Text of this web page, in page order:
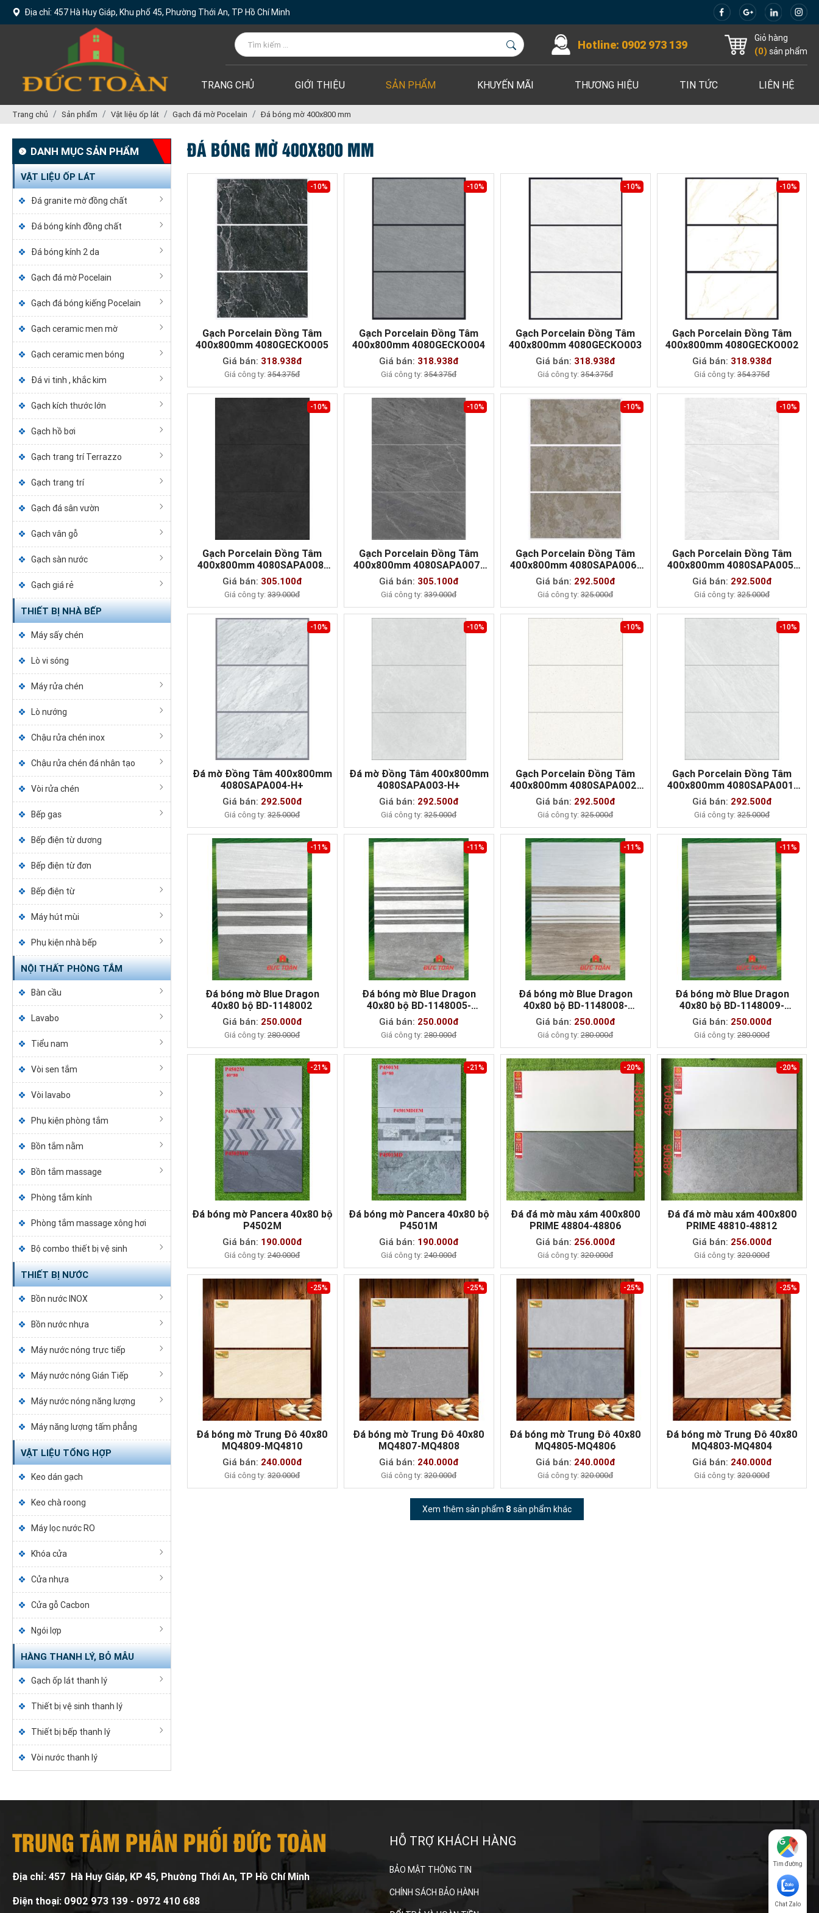
Địa chỉ: 457 Hà Huy Giáp, Khu phố 45, Phường Thới An, TP Hồ Chí Minh
Hotline: 0902 973 139
Giỏ hàng
(0) sản phẩm
TRANG CHỦ GIỚI THIỆU SẢN PHẨM KHUYẾN MÃI THƯƠNG HIỆU TIN TỨC LIÊN HỆ
Trang chủ Sản phẩm Vật liệu ốp lát Gạch đá mờ Pocelain Đá bóng mờ 400x800 mm
DANH MỤC SẢN PHẨM
VẬT LIỆU ỐP LÁT
Đá granite mờ đồng chất
Đá bóng kính đồng chất
Đá bóng kính 2 da
Gạch đá mờ Pocelain
Gạch đá bóng kiếng Pocelain
Gạch ceramic men mờ
Gạch ceramic men bóng
Đá vi tinh , khắc kim
Gạch kích thước lớn
Gạch hồ bơi
Gạch trang trí Terrazzo
Gạch trang trí
Gạch đá sân vườn
Gạch vân gỗ
Gạch sàn nước
Gạch giá rẻ
THIẾT BỊ NHÀ BẾP
Máy sấy chén
Lò vi sóng
Máy rửa chén
Lò nướng
Chậu rửa chén inox
Chậu rửa chén đá nhân tạo
Vòi rửa chén
Bếp gas
Bếp điện từ dương
Bếp điện từ đơn
Bếp điện từ
Máy hút mùi
Phụ kiện nhà bếp
NỘI THẤT PHÒNG TẮM
Bàn cầu
Lavabo
Tiểu nam
Vòi sen tắm
Vòi lavabo
Phụ kiện phòng tắm
Bồn tắm nằm
Bồn tắm massage
Phòng tắm kính
Phòng tắm massage xông hơi
Bộ combo thiết bị vệ sinh
THIẾT BỊ NƯỚC
Bồn nước INOX
Bồn nước nhựa
Máy nước nóng trực tiếp
Máy nước nóng Gián Tiếp
Máy nước nóng năng lượng
Máy năng lượng tấm phẳng
VẬT LIỆU TỔNG HỢP
Keo dán gạch
Keo chà roong
Máy lọc nước RO
Khóa cửa
Cửa nhựa
Cửa gỗ Cacbon
Ngói lợp
HÀNG THANH LÝ, BỎ MẪU
Gạch ốp lát thanh lý
Thiết bị vệ sinh thanh lý
Thiết bị bếp thanh lý
Vòi nước thanh lý
ĐÁ BÓNG MỜ 400X800 MM
-10%
Gạch Porcelain Đồng Tâm
400x800mm 4080GECKO005
Giá bán: 318.938đ
Giá công ty:354.375đ
-10%
Gạch Porcelain Đồng Tâm
400x800mm 4080GECKO004
Giá bán: 318.938đ
Giá công ty:354.375đ
-10%
Gạch Porcelain Đồng Tâm
400x800mm 4080GECKO003
Giá bán: 318.938đ
Giá công ty:354.375đ
-10%
Gạch Porcelain Đồng Tâm
400x800mm 4080GECKO002
Giá bán: 318.938đ
Giá công ty: 354.375đ
-10%
Gạch Porcelain Đồng Tâm
400x800mm 4080SAPA008-
H+
Giá bán: 305.100đ
Giá công ty:339.000đ
-10%
Gạch Porcelain Đồng Tâm
400x800mm 4080SAPA007-
H+
Giá bán: 305.100đ
Giá công ty:339.000đ
-10%
Gạch Porcelain Đồng Tâm
400x800mm 4080SAPA006-
H+
Giá bán: 292.500đ
Giá công ty:325.000đ
-10%
Gạch Porcelain Đồng Tâm
400x800mm 4080SAPA005-
H+
Giá bán: 292.500đ
Giá công ty: 325.000đ
-10%
Đá mờ Đồng Tâm 400x800mm
4080SAPA004-H+
Giá bán: 292.500đ
Giá công ty:325.000đ
-10%
Đá mờ Đồng Tâm 400x800mm
4080SAPA003-H+
Giá bán: 292.500đ
Giá công ty:325.000đ
-10%
Gạch Porcelain Đồng Tâm
400x800mm 4080SAPA002-
H+
Giá bán: 292.500đ
Giá công ty:325.000đ
-10%
Gạch Porcelain Đồng Tâm
400x800mm 4080SAPA001-
H+
Giá bán: 292.500đ
Giá công ty: 325.000đ
-11%
Đá bóng mờ Blue Dragon
40x80 bộ BD-1148002
Giá bán: 250.000đ
Giá công ty:280.000đ
-11%
Đá bóng mờ Blue Dragon
40x80 bộ BD-1148005-
118004-011803
Giá bán: 250.000đ
Giá công ty:280.000đ
-11%
Đá bóng mờ Blue Dragon
40x80 bộ BD-1148008-
118007-011806
Giá bán: 250.000đ
Giá công ty:280.000đ
-11%
Đá bóng mờ Blue Dragon
40x80 bộ BD-1148009-
118010-0118011
Giá bán: 250.000đ
Giá công ty: 280.000đ
-21%
Đá bóng mờ Pancera 40x80 bộ
P4502M
Giá bán: 190.000đ
Giá công ty:240.000đ
-21%
Đá bóng mờ Pancera 40x80 bộ
P4501M
Giá bán: 190.000đ
Giá công ty:240.000đ
-20%
Đá đá mờ màu xám 400x800
PRIME 48804-48806
Giá bán: 256.000đ
Giá công ty:320.000đ
-20%
Đá đá mờ màu xám 400x800
PRIME 48810-48812
Giá bán: 256.000đ
Giá công ty: 320.000đ
-25%
Đá bóng mờ Trung Đô 40x80
MQ4809-MQ4810
Giá bán: 240.000đ
Giá công ty:320.000đ
-25%
Đá bóng mờ Trung Đô 40x80
MQ4807-MQ4808
Giá bán: 240.000đ
Giá công ty:320.000đ
-25%
Đá bóng mờ Trung Đô 40x80
MQ4805-MQ4806
Giá bán: 240.000đ
Giá công ty:320.000đ
-25%
Đá bóng mờ Trung Đô 40x80
MQ4803-MQ4804
Giá bán: 240.000đ
Giá công ty: 320.000đ
Xem thêm sản phẩm 8 sản phẩm khác
TRUNG TÂM PHÂN PHỐI ĐỨC TOÀN
Địa chỉ: 457 Hà Huy Giáp, KP 45, Phường Thới An, TP Hồ Chí Minh
Điện thoại: 0902 973 139 - 0972 410 688
HỖ TRỢ KHÁCH HÀNG
BẢO MẬT THÔNG TIN
CHÍNH SÁCH BẢO HÀNH
Tìm đường
Chat Zalo